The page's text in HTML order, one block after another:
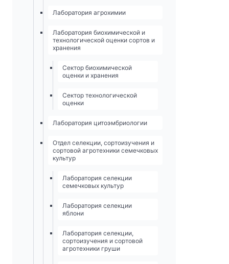
Лаборатория агрохимии
Лаборатория биохимической и
технологической оценки сортов и
хранения
Сектор биохимической
оценки и хранения
Сектор технологической
оценки
Лаборатория цитоэмбриологии
Отдел селекции, сортоизучения и
сортовой агротехники семечковых
культур
Лаборатория селекции
семечковых культур
Лаборатория селекции
яблони
Лаборатория селекции,
сортоизучения и сортовой
агротехники груши